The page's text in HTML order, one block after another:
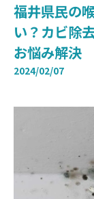
福井県民の
い？カビ除
お悩み解決
2024/02/07